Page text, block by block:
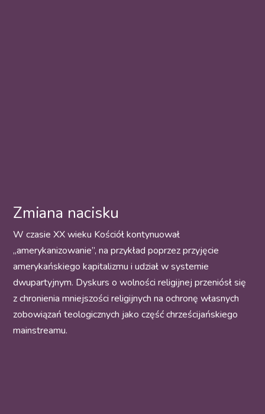
Zmiana nacisku
W czasie XX wieku Kościół kontynuował
„amerykanizowanie”, na przykład poprzez przyjęcie
amerykańskiego kapitalizmu i udział w systemie
dwupartyjnym. Dyskurs o wolności religijnej przeniósł się
z chronienia mniejszości religijnych na ochronę własnych
zobowiązań teologicznych jako część chrześcijańskiego
mainstreamu.